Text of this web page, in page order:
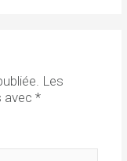
Les
avec *